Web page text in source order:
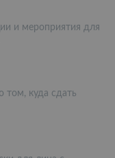
и мероприятия для
том, куда сдать